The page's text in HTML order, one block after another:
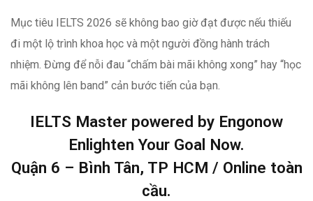
Mục tiêu IELTS 2026 sẽ không bao giờ đạt được nếu thiếu
đi một lộ trình khoa học và một người đồng hành trách
nhiệm. Đừng để nỗi đau “chấm bài mãi không xong” hay “học
mãi không lên band” cản bước tiến của bạn.
IELTS Master powered by Engonow
Enlighten Your Goal Now.
Quận 6 – Bình Tân, TP HCM / Online toàn
cầu.